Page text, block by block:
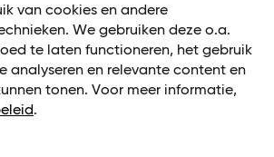
van cookies en andere
We gebruiken deze o.a.
te laten functioneren, het gebruik
analyseren en relevante content en
tonen. Voor meer informatie,
.
voor onze nieuwsbrief